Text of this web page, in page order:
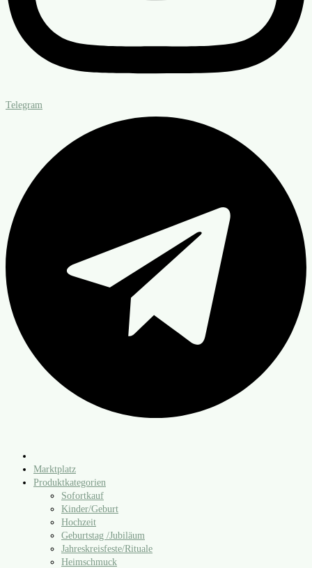
Telegram
Marktplatz
Produktkategorien
Sofortkauf
Kinder/​Geburt
Hochzeit
Geburtstag /​Jubiläum
Jahreskreisfeste/​Rituale
Heimschmuck